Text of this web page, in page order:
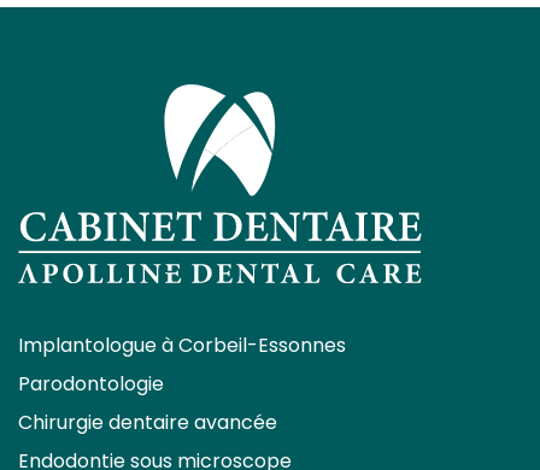
Implantologue à Corbeil-Essonnes
Parodontologie
Chirurgie dentaire avancée
Endodontie sous microscope